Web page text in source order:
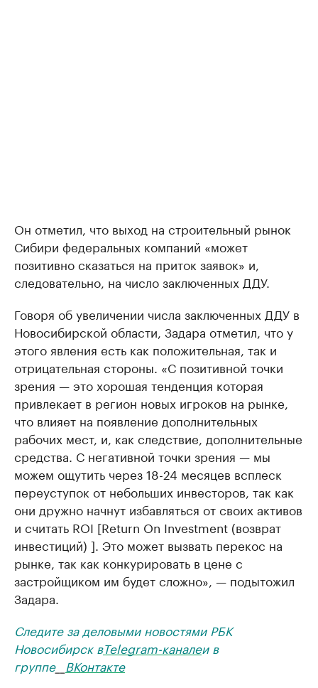
Он отметил, что выход на строительный рынок
Сибири федеральных компаний «может
позитивно сказаться на приток заявок» и,
следовательно, на число заключенных ДДУ.
Говоря об увеличении числа заключенных ДДУ в
Новосибирской области, Задара отметил, что у
этого явления есть как положительная, так и
отрицательная стороны. «С позитивной точки
зрения — это хорошая тенденция которая
привлекает в регион новых игроков на рынке,
что влияет на появление дополнительных
рабочих мест, и, как следствие, дополнительные
средства. С негативной точки зрения — мы
можем ощутить через 18-24 месяцев всплеск
переуступок от небольших инвесторов, так как
они дружно начнут избавляться от своих активов
и считать ROI [Return On Investment (возврат
инвестиций) ]. Это может вызвать перекос на
рынке, так как конкурировать в цене с
застройщиком им будет сложно», — подытожил
Задара.
Следите за деловыми новостями РБК
Новосибирск вTelegram-каналеи в
группе__ ВКонтакте